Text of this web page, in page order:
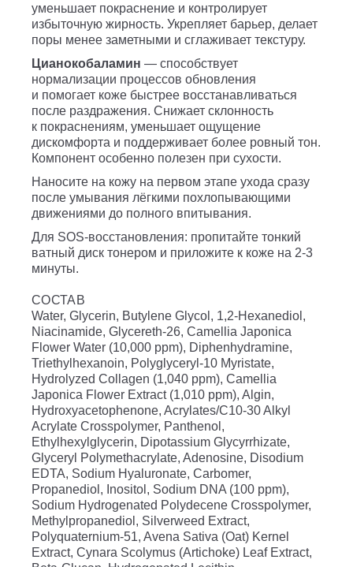
уменьшает покраснение и контролирует
избыточную жирность. Укрепляет барьер, делает
поры менее заметными и сглаживает текстуру.
Цианокобаламин — способствует
нормализации процессов обновления
и помогает коже быстрее восстанавливаться
после раздражения. Снижает склонность
к покраснениям, уменьшает ощущение
дискомфорта и поддерживает более ровный тон.
Компонент особенно полезен при сухости.
Наносите на кожу на первом этапе ухода сразу
после умывания лёгкими похлопывающими
движениями до полного впитывания.
Для SOS-восстановления: пропитайте тонкий
ватный диск тонером и приложите к коже на 2-3
минуты.
СОСТАВ
Water, Glycerin, Butylene Glycol, 1,2-Hexanediol,
Niacinamide, Glycereth-26, Camellia Japonica
Flower Water (10,000 ppm), Diphenhydramine,
Triethylhexanoin, Polyglyceryl-10 Myristate,
Hydrolyzed Collagen (1,040 ppm), Camellia
Japonica Flower Extract (1,010 ppm), Algin,
Hydroxyacetophenone, Acrylates/C10-30 Alkyl
Acrylate Crosspolymer, Panthenol,
Ethylhexylglycerin, Dipotassium Glycyrrhizate,
Glyceryl Polymethacrylate, Adenosine, Disodium
EDTA, Sodium Hyaluronate, Carbomer,
Propanediol, Inositol, Sodium DNA (100 ppm),
Sodium Hydrogenated Polydecene Crosspolymer,
Methylpropanediol, Silverweed Extract,
Polyquaternium-51, Avena Sativa (Oat) Kernel
Extract, Cynara Scolymus (Artichoke) Leaf Extract,